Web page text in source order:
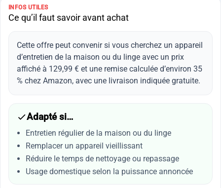
INFOS UTILES
Ce qu’il faut savoir avant achat
Cette offre peut convenir si vous cherchez un appareil
d’entretien de la maison ou du linge avec un prix
affiché à 129,99 € et une remise calculée d’environ 35
% chez Amazon, avec une livraison indiquée gratuite.
Adapté si…
Entretien régulier de la maison ou du linge
Remplacer un appareil vieillissant
Réduire le temps de nettoyage ou repassage
Usage domestique selon la puissance annoncée